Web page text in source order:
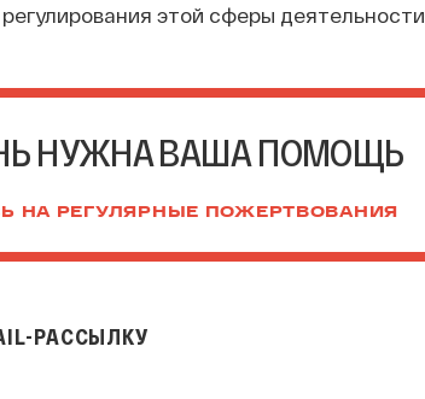
этой сферы деятельности.
НУЖНА ВАША ПОМОЩЬ
НА РЕГУЛЯРНЫЕ ПОЖЕРТВОВАНИЯ
РАССЫЛКУ